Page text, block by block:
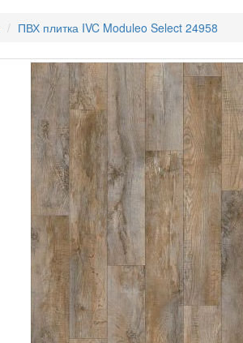
ПВХ плитка IVC Moduleo Select 24958